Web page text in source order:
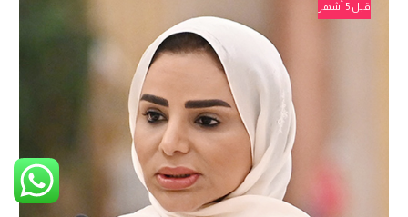
قبل 5 أشهر